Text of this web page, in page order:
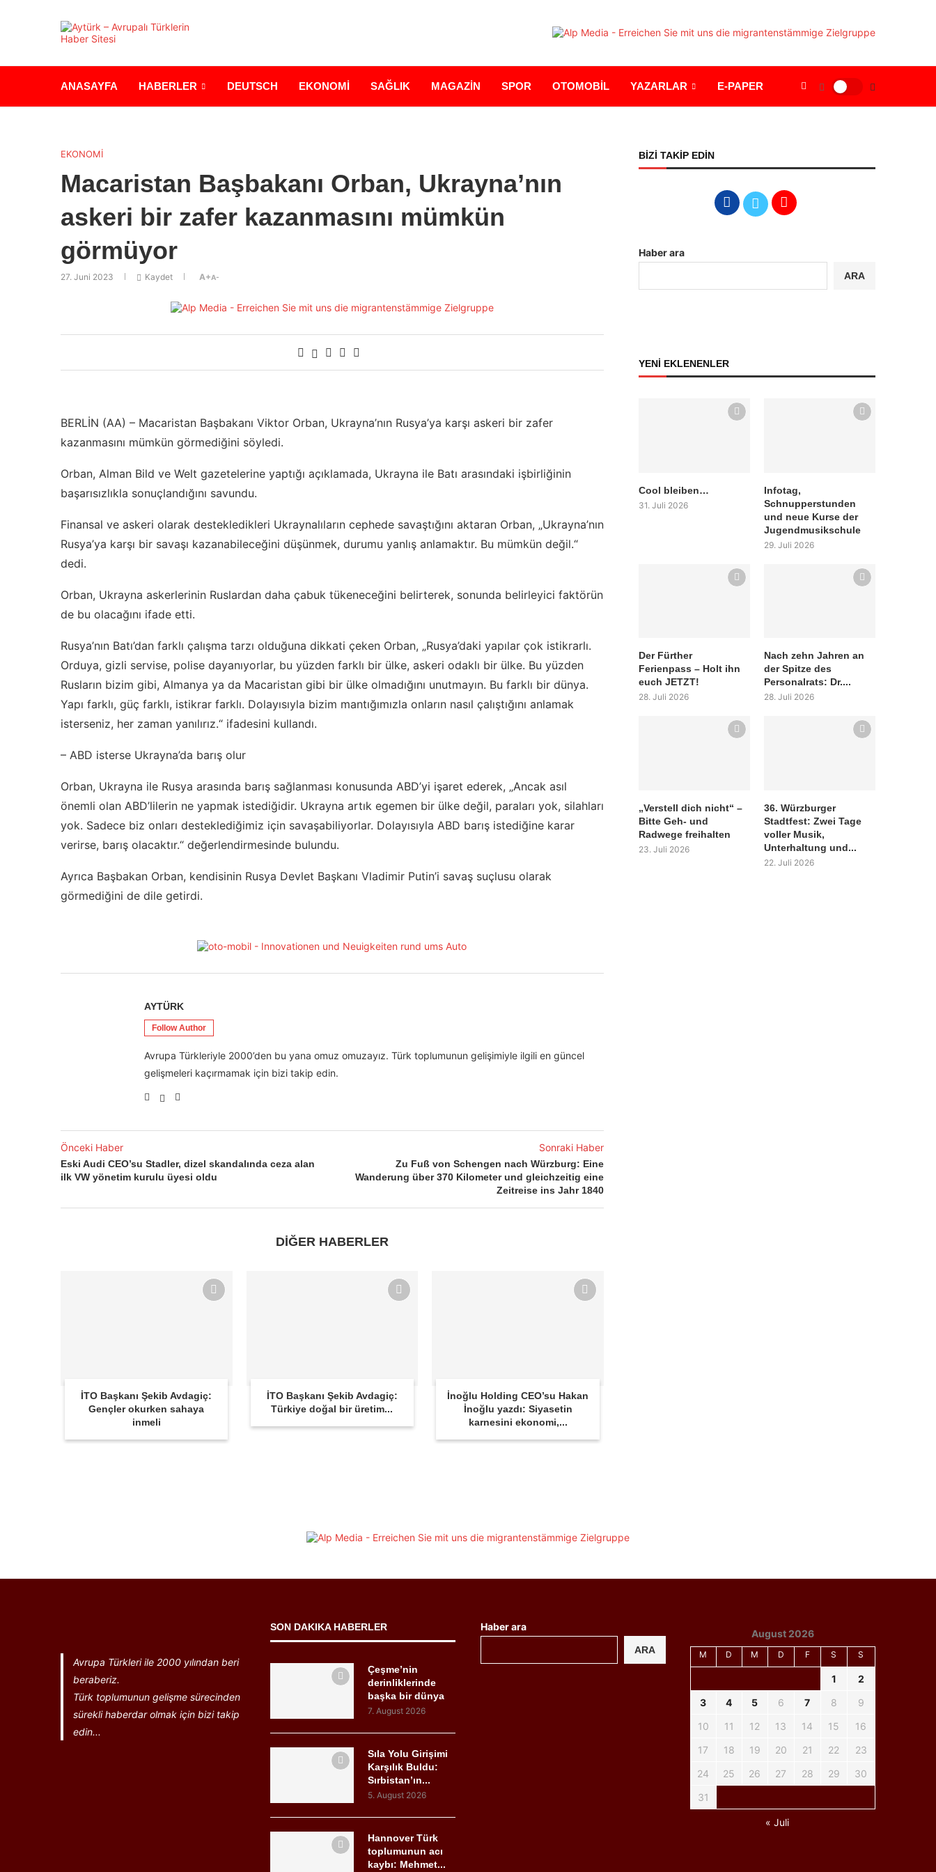
ANASAYFA HABERLER DEUTSCH EKONOMİ SAĞLIK MAGAZİN SPOR OTOMOBİL YAZARLAR E-PAPER
EKONOMİ
Macaristan Başbakanı Orban, Ukrayna’nın
askeri bir zafer kazanmasını mümkün
görmüyor
27. Juni 2023 Kaydet A+A-
BERLİN (AA) – Macaristan Başbakanı Viktor Orban, Ukrayna’nın Rusya’ya karşı askeri bir zafer
kazanmasını mümkün görmediğini söyledi.
Orban, Alman Bild ve Welt gazetelerine yaptığı açıklamada, Ukrayna ile Batı arasındaki işbirliğinin
başarısızlıkla sonuçlandığını savundu.
Finansal ve askeri olarak destekledikleri Ukraynalıların cephede savaştığını aktaran Orban, „Ukrayna’nın
Rusya’ya karşı bir savaşı kazanabileceğini düşünmek, durumu yanlış anlamaktır. Bu mümkün değil.“
dedi.
Orban, Ukrayna askerlerinin Ruslardan daha çabuk tükeneceğini belirterek, sonunda belirleyici faktörün
de bu olacağını ifade etti.
Rusya’nın Batı’dan farklı çalışma tarzı olduğuna dikkati çeken Orban, „Rusya’daki yapılar çok istikrarlı.
Orduya, gizli servise, polise dayanıyorlar, bu yüzden farklı bir ülke, askeri odaklı bir ülke. Bu yüzden
Rusların bizim gibi, Almanya ya da Macaristan gibi bir ülke olmadığını unutmayın. Bu farklı bir dünya.
Yapı farklı, güç farklı, istikrar farklı. Dolayısıyla bizim mantığımızla onların nasıl çalıştığını anlamak
isterseniz, her zaman yanılırız.“ ifadesini kullandı.
– ABD isterse Ukrayna’da barış olur
Orban, Ukrayna ile Rusya arasında barış sağlanması konusunda ABD’yi işaret ederek, „Ancak asıl
önemli olan ABD’lilerin ne yapmak istediğidir. Ukrayna artık egemen bir ülke değil, paraları yok, silahları
yok. Sadece biz onları desteklediğimiz için savaşabiliyorlar. Dolayısıyla ABD barış istediğine karar
verirse, barış olacaktır.“ değerlendirmesinde bulundu.
Ayrıca Başbakan Orban, kendisinin Rusya Devlet Başkanı Vladimir Putin’i savaş suçlusu olarak
görmediğini de dile getirdi.
AYTÜRK
Follow Author
Avrupa Türkleriyle 2000’den bu yana omuz omuzayız. Türk toplumunun gelişimiyle ilgili en güncel
gelişmeleri kaçırmamak için bizi takip edin.
Önceki Haber
Eski Audi CEO’su Stadler, dizel skandalında ceza alan
ilk VW yönetim kurulu üyesi oldu
Sonraki Haber
Zu Fuß von Schengen nach Würzburg: Eine
Wanderung über 370 Kilometer und gleichzeitig eine
Zeitreise ins Jahr 1840
DİĞER HABERLER
İTO Başkanı Şekib Avdagiç:
Gençler okurken sahaya
inmeli
İTO Başkanı Şekib Avdagiç:
Türkiye doğal bir üretim...
İnoğlu Holding CEO’su Hakan
İnoğlu yazdı: Siyasetin
karnesini ekonomi,...
BİZİ TAKİP EDİN
Haber ara
ARA
YENİ EKLENENLER
Cool bleiben…
31. Juli 2026
Infotag,
Schnupperstunden
und neue Kurse der
Jugendmusikschule
29. Juli 2026
Der Fürther
Ferienpass – Holt ihn
euch JETZT!
28. Juli 2026
Nach zehn Jahren an
der Spitze des
Personalrats: Dr....
28. Juli 2026
„Verstell dich nicht“ –
Bitte Geh- und
Radwege freihalten
23. Juli 2026
36. Würzburger
Stadtfest: Zwei Tage
voller Musik,
Unterhaltung und...
22. Juli 2026
Avrupa Türkleri ile 2000 yılından beri
beraberiz.
Türk toplumunun gelişme sürecinden
sürekli haberdar olmak için bizi takip
edin...
SON DAKIKA HABERLER
Çeşme’nin
derinliklerinde
başka bir dünya
7. August 2026
Sıla Yolu Girişimi
Karşılık Buldu:
Sırbistan’ın...
5. August 2026
Hannover Türk
toplumunun acı
kaybı: Mehmet...
Haber ara
ARA
August 2026
M D M D F S S
1
2
3
4 5 6 7 8
9
10
11 12 13 14 15
16
17
18 19 20 21 22
23
24
25 26 27 28 29
30
31
« Juli